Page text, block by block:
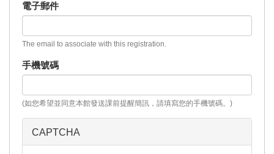
電子郵件
The email to associate with this registration.
手機號碼
(如您希望並同意本館發送課前提醒簡訊，請填寫您的手機號碼。)
CAPTCHA